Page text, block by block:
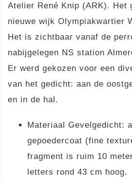
Atelier René Knip (ARK). Het
nieuwe wijk Olympiakwartier
Het is zichtbaar vanaf de
nabijgelegen NS station
Er werd gekozen voor een
van het gedicht: aan de
en in de hal.
Materiaal Gevelgedicht:
gepoedercoat (fine
fragment is ruim 10
letters rond 43 cm hoog.